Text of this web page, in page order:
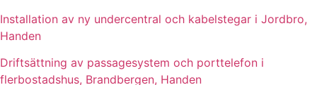
Installation av ny undercentral och kabelstegar i Jordbro,
Handen
Driftsättning av passagesystem och porttelefon i
flerbostadshus, Brandbergen, Handen